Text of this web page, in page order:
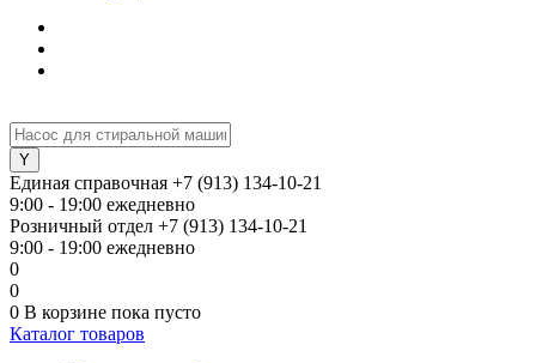
Единая справочная +7 (913) 134-10-21
9:00 - 19:00 ежедневно
Розничный отдел +7 (913) 134-10-21
9:00 - 19:00 ежедневно
0
0
0 В корзине пока пусто
Каталог товаров